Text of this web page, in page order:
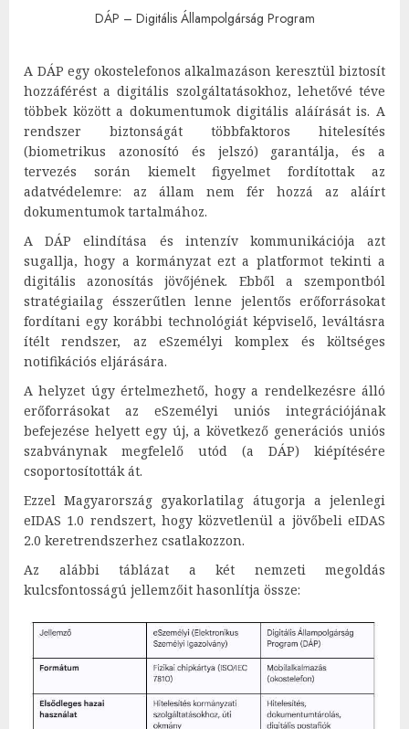
DÁP – Digitális Állampolgárság Program
A DÁP egy okostelefonos alkalmazáson keresztül biztosít
hozzáférést a digitális szolgáltatásokhoz, lehetővé téve
többek között a dokumentumok digitális aláírását is. A
rendszer biztonságát többfaktoros hitelesítés
(biometrikus azonosító és jelszó) garantálja, és a
tervezés során kiemelt figyelmet fordítottak az
adatvédelemre: az állam nem fér hozzá az aláírt
dokumentumok tartalmához.
A DÁP elindítása és intenzív kommunikációja azt
sugallja, hogy a kormányzat ezt a platformot tekinti a
digitális azonosítás jövőjének. Ebből a szempontból
stratégiailag ésszerűtlen lenne jelentős erőforrásokat
fordítani egy korábbi technológiát képviselő, leváltásra
ítélt rendszer, az eSzemélyi komplex és költséges
notifikációs eljárására.
A helyzet úgy értelmezhető, hogy a rendelkezésre álló
erőforrásokat az eSzemélyi uniós integrációjának
befejezése helyett egy új, a következő generációs uniós
szabványnak megfelelő utód (a DÁP) kiépítésére
csoportosították át.
Ezzel Magyarország gyakorlatilag átugorja a jelenlegi
eIDAS 1.0 rendszert, hogy közvetlenül a jövőbeli eIDAS
2.0 keretrendszerhez csatlakozzon.
Az alábbi táblázat a két nemzeti megoldás
kulcsfontosságú jellemzőit hasonlítja össze: